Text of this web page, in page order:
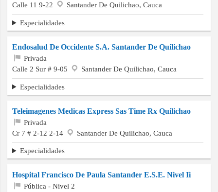
Calle 11 9-22
Santander De Quilichao, Cauca
Especialidades
Endosalud De Occidente S.A. Santander De Quilichao
Privada
Calle 2 Sur # 9-05
Santander De Quilichao, Cauca
Especialidades
Teleimagenes Medicas Express Sas Time Rx Quilichao
Privada
Cr 7 # 2-12 2-14
Santander De Quilichao, Cauca
Especialidades
Hospital Francisco De Paula Santander E.S.E. Nivel Ii
Pública - Nivel 2